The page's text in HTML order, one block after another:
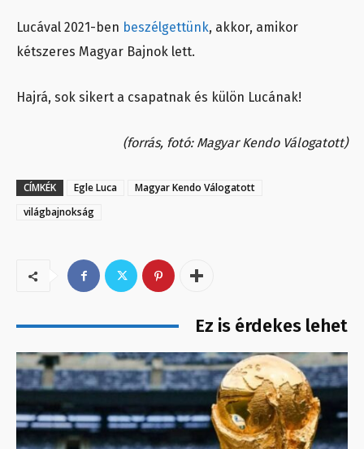
Lucával 2021-ben beszélgettünk, akkor, amikor
kétszeres Magyar Bajnok lett.
Hajrá, sok sikert a csapatnak és külön Lucának!
(forrás, fotó: Magyar Kendo Válogatott)
CÍMKÉK Egle Luca
Magyar Kendo Válogatott
világbajnokság
Ez is érdekes lehet